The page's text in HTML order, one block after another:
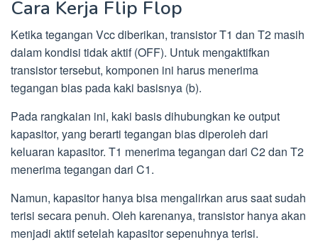
Cara Kerja Flip Flop
Ketika tegangan Vcc diberikan, transistor T1 dan T2 masih
dalam kondisi tidak aktif (OFF). Untuk mengaktifkan
transistor tersebut, komponen ini harus menerima
tegangan bias pada kaki basisnya (b).
Pada rangkaian ini, kaki basis dihubungkan ke output
kapasitor, yang berarti tegangan bias diperoleh dari
keluaran kapasitor. T1 menerima tegangan dari C2 dan T2
menerima tegangan dari C1.
Namun, kapasitor hanya bisa mengalirkan arus saat sudah
terisi secara penuh. Oleh karenanya, transistor hanya akan
menjadi aktif setelah kapasitor sepenuhnya terisi.